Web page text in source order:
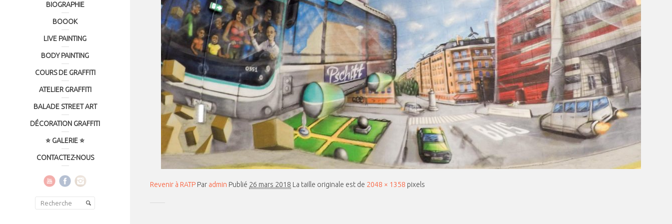
BIOGRAPHIE
BOOOK
LIVE PAINTING
BODY PAINTING
COURS DE GRAFFITI
ATELIER GRAFFITI
BALADE STREET ART
DÉCORATION GRAFFITI
⭐ GALERIE ⭐
CONTACTEZ-NOUS
Revenir à RATP Par admin Publié 26 mars 2018 La taille originale est de 2048 × 1358 pixels